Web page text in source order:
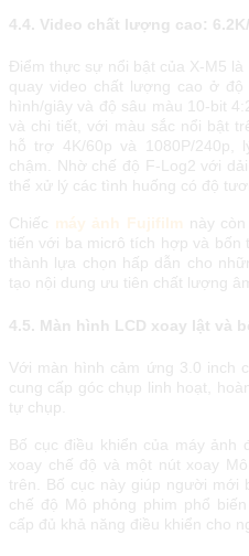
4.4. Video chất lượng cao:
Điểm thực sự nổi bật của X-M5
quay video chất lượng cao ở độ
hình/giây và độ sâu màu 10-bit
và chi tiết, với màu sắc nổi bật
hỗ trợ 4K/60p và 1080P/240p,
chậm. Nhờ chế độ F-Log2 với
thể xử lý các tình huống có độ
Chiếc
này
tiến với ba micrô tích hợp và bốn
thành lựa chọn hấp dẫn cho
tạo nội dung ưu tiên chất lượng
4.5. Màn hình LCD xoay lật và
Với màn hình cảm ứng 3.0 inch
cung cấp góc chụp linh hoạt,
tự chụp.
Bố cục điều khiển của máy ảnh
xoay chế độ và một nút xoay
trên. Bố cục này giúp người mới
chế độ Mô phỏng phim phổ
cấp đủ khả năng điều khiển cho